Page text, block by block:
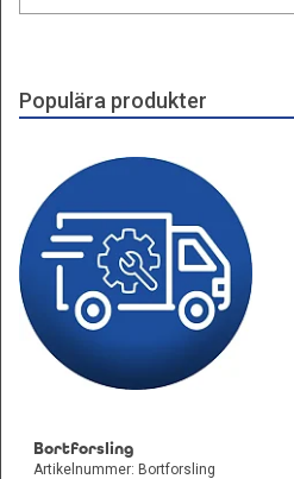
Populära produkter
Bortforsling
Artikelnummer: Bortforsling